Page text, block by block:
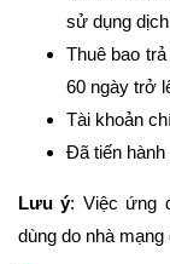
sử dụng
Thuê bao
60 ngày trở
Tài khoản
Đã tiến hành
Lưu ý: Việc ứng
dùng do nhà mạng